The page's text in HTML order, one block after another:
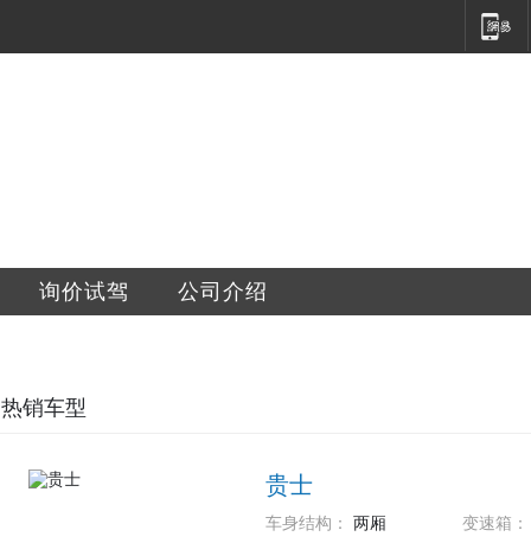
询价试驾 公司介绍
热销车型
贵士
车身结构： 两厢 变速箱：